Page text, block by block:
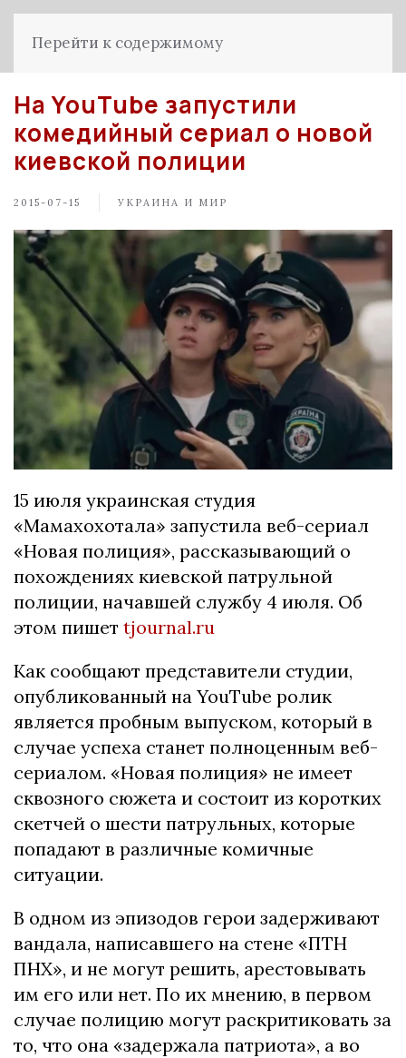
Перейти к содержимому
На YouTube запустили
комедийный сериал о новой
киевской полиции
2015-07-15 УКРАИНА И МИР
15 июля украинская студия
«Мамахохотала» запустила веб-сериал
«Новая полиция», рассказывающий о
похождениях киевской патрульной
полиции, начавшей службу 4 июля. Об
этом пишет tjournal.ru
Как сообщают представители студии,
опубликованный на YouTube ролик
является пробным выпуском, который в
случае успеха станет полноценным веб-
сериалом. «Новая полиция» не имеет
сквозного сюжета и состоит из коротких
скетчей о шести патрульных, которые
попадают в различные комичные
ситуации.
В одном из эпизодов герои задерживают
вандала, написавшего на стене «ПТН
ПНХ», и не могут решить, арестовывать
им его или нет. По их мнению, в первом
случае полицию могут раскритиковать за
то, что она «задержала патриота», а во